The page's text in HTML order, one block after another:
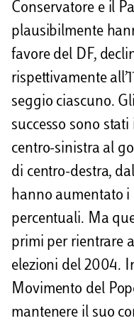
Conservatore e il
plausibilmente
favore del DF,
rispettivamente
seggio ciascuno.
successo sono
centro-sinistra al
di centro-destra,
hanno aumentato
percentuali. Ma
primi per rientrare
elezioni del 2004.
Movimento del
mantenere il suo